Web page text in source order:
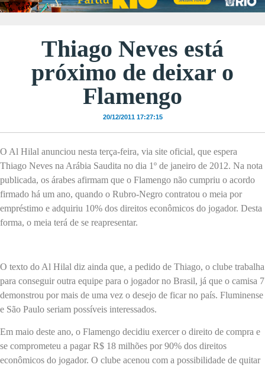
Thiago Neves está
próximo de deixar o
Flamengo
20/12/2011 17:27:15
O Al Hilal anunciou nesta terça-feira, via site oficial, que espera
Thiago Neves na Arábia Saudita no dia 1º de janeiro de 2012. Na nota
publicada, os árabes afirmam que o Flamengo não cumpriu o acordo
firmado há um ano, quando o Rubro-Negro contratou o meia por
empréstimo e adquiriu 10% dos direitos econômicos do jogador. Desta
forma, o meia terá de se reapresentar.
O texto do Al Hilal diz ainda que, a pedido de Thiago, o clube trabalha
para conseguir outra equipe para o jogador no Brasil, já que o camisa 7
demonstrou por mais de uma vez o desejo de ficar no país. Fluminense
e São Paulo seriam possíveis interessados.
Em maio deste ano, o Flamengo decidiu exercer o direito de compra e
se comprometeu a pagar R$ 18 milhões por 90% dos direitos
econômicos do jogador. O clube acenou com a possibilidade de quitar